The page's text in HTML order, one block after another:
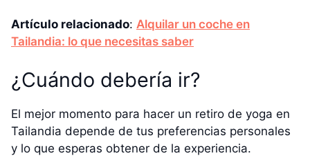
Artículo relacionado: Alquilar un coche en
Tailandia: lo que necesitas saber
¿Cuándo debería ir?
El mejor momento para hacer un retiro de yoga en
Tailandia depende de tus preferencias personales
y lo que esperas obtener de la experiencia.